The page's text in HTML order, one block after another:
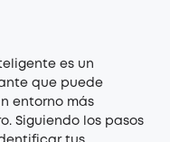
es un
que puede
entorno más
Siguiendo los pasos